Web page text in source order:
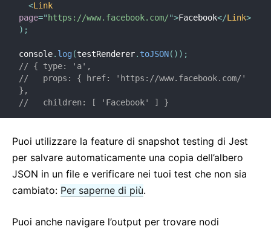
<Link
page=" https://www.facebook.com/">Facebook</Link>
) ;
console. log(testRenderer. toJSON( ) ) ;
// { type: 'a',
//   props: { href: 'https://www.facebook.com/'
},
//   children: [ 'Facebook' ] }
Puoi utilizzare la feature di snapshot testing di Jest
per salvare automaticamente una copia dell’albero
JSON in un file e verificare nei tuoi test che non sia
cambiato: Per saperne di più.
Puoi anche navigare l’output per trovare nodi
Portali
Profiler
React senza JSX
Riconciliazione
Refs ed il DOM
Render Props
Controllo Tipi Statico
Strict Mode
Controllo Tipi con PropTypes
Componenti Non Controllati